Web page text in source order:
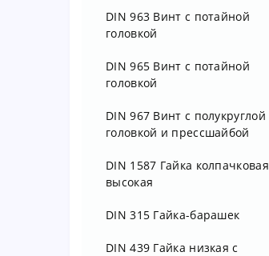
DIN 912 Винт М 10 8.8 цинк
DIN 912 Винт М 14 8.8 цинк
DIN 912 Винт М 16 8.8 цинк
DIN 912 Винт М 20 8.8 цинк
DIN 912 Винт М 22 8.8 цинк
DIN 912 Винт М 24 8.8 цинк
DIN 963 Винт с потайной
головкой
DIN 965 Винт с потайной
головкой
DIN 967 Винт с полукруглой
головкой и прессшайбой
DIN 1587 Гайка колпачковая
высокая
DIN 315 Гайка-барашек
DIN 439 Гайка низкая с